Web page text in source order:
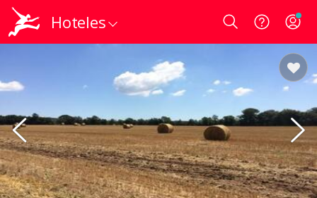
Hoteles Login